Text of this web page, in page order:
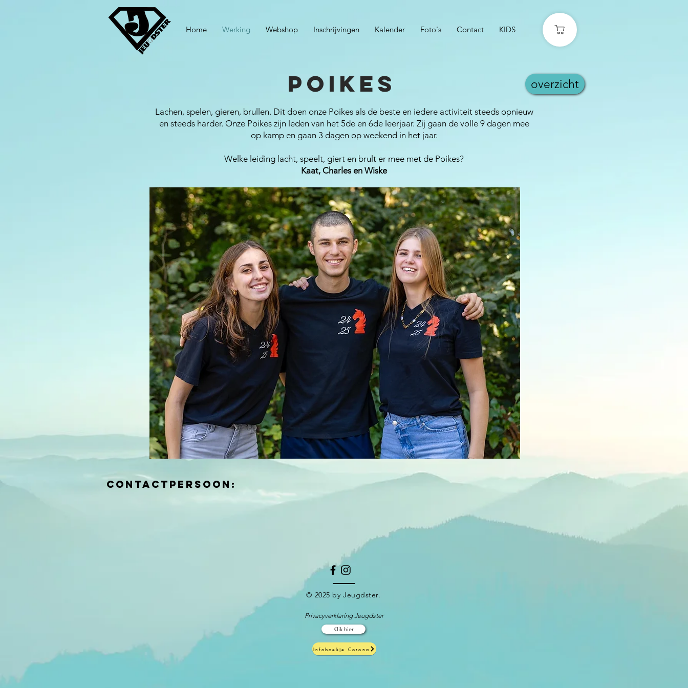
Home Werking Webshop Inschrijvingen Kalender Foto's Contact KIDS
POIKES overzicht
Lachen, spelen, gieren, brullen. Dit doen onze Poikes als de beste en iedere activiteit steeds opnieuw
en steeds harder. Onze Poikes zijn leden van het 5de en 6de leerjaar. Zij gaan de volle 9 dagen mee
op kamp en gaan 3 dagen op weekend in het jaar.
Welke leiding lacht, speelt, giert en brult er mee met de Poikes?
Kaat, Charles en Wiske
Contactpersoon:
© 2025 by Jeugdster.
Privacyverklaring Jeugdster
Klik hier
Infoboekje Corona